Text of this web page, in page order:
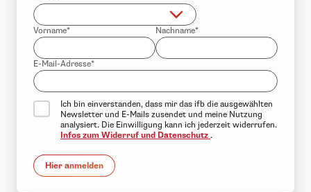
Vorname* Nachname*
E-Mail-Adresse*
Ich bin einverstanden, dass mir das ifb die ausgewählten
Newsletter und E-Mails zusendet und meine Nutzung
analysiert. Die Einwilligung kann ich jederzeit widerrufen.
Infos zum Widerruf und Datenschutz .
Hier anmelden